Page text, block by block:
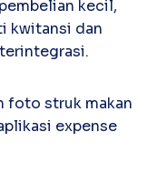
kecil,
kwitansi dan
foto struk makan
expense